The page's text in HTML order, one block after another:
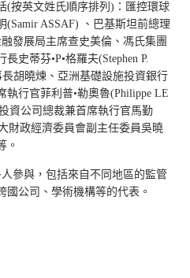
(按英文姓氏順序排列)：匯控環球
ASSAF) 、巴基斯坦前總理
發展局主席查史美倫、馮氏集團
史蒂芬•P•格羅夫(Stephen P.
胡曉煉、亞洲基礎設施投資銀行
行官菲利普•勒奧魯(Philippe LE
資公司總裁兼首席執行官馬勤
財政經濟委員會副主任委員吳曉
。
參與，包括來自不同地區的監管
公司、學術機構等的代表。